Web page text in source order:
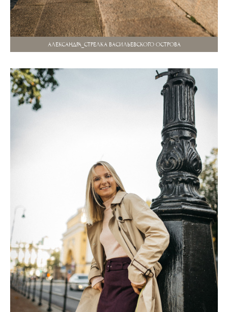
АЛЕКСАНДРА_СТРЕЛКА ВАСИЛЬЕВСКОГО ОСТРОВА